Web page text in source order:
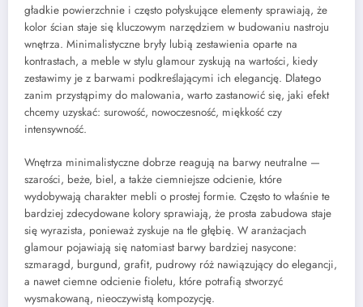
gładkie powierzchnie i często połyskujące elementy sprawiają, że
kolor ścian staje się kluczowym narzędziem w budowaniu nastroju
wnętrza. Minimalistyczne bryły lubią zestawienia oparte na
kontrastach, a meble w stylu glamour zyskują na wartości, kiedy
zestawimy je z barwami podkreślającymi ich elegancję. Dlatego
zanim przystąpimy do malowania, warto zastanowić się, jaki efekt
chcemy uzyskać: surowość, nowoczesność, miękkość czy
intensywność.
Wnętrza minimalistyczne dobrze reagują na barwy neutralne —
szarości, beże, biel, a także ciemniejsze odcienie, które
wydobywają charakter mebli o prostej formie. Często to właśnie te
bardziej zdecydowane kolory sprawiają, że prosta zabudowa staje
się wyrazista, ponieważ zyskuje na tle głębię. W aranżacjach
glamour pojawiają się natomiast barwy bardziej nasycone:
szmaragd, burgund, grafit, pudrowy róż nawiązujący do elegancji,
a nawet ciemne odcienie fioletu, które potrafią stworzyć
wysmakowaną, nieoczywistą kompozycję.